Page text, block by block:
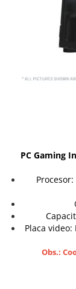
Standuri și
Alte accesorii
PC,
Calculatoare
Calculatoare
Componente
Hard Disk-uri
Procesoare
PC Gaming
Placa video:
Obs.: